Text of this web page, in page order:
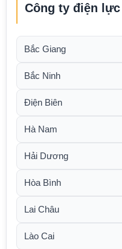
Công ty điện
Bắc Giang
Bắc Ninh
Điện Biên
Hà Nam
Hải Dương
Hòa Bình
Lai Châu
Lào Cai